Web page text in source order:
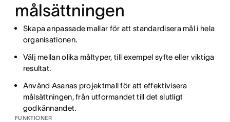
målsättningen
Skapa anpassade mallar för att standardisera mål i hela
organisationen.
Välj mellan olika måltyper, till exempel syfte eller viktiga
resultat.
Använd Asanas projektmall för att effektivisera
målsättningen, från utformandet till det slutligt
godkännandet.
FUNKTIONER